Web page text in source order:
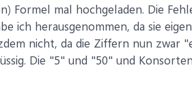
Formel mal hochgeladen. Die
ich herausgenommen, da sie
nicht, da die Ziffern nun zwar
Die "5" und "50" und